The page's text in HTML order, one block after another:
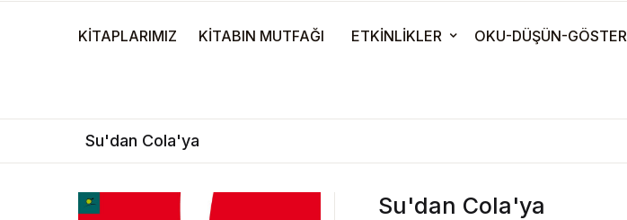
KİTAPLARIMIZ KİTABIN MUTFAĞI ETKİNLİKLER OKU-DÜŞÜN-GÖSTER
Su'dan Cola'ya
Su'dan Cola'ya